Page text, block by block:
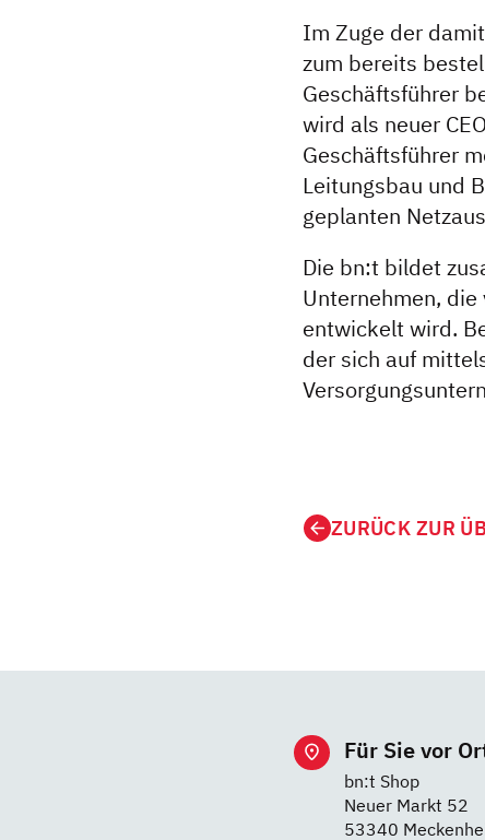
Im Zuge der
zum bereits
Geschäftsführer
wird als neuer
Geschäftsführer
Leitungsbau und
geplanten
Die bn:t bildet
Unternehmen,
entwickelt wird.
der sich auf
ZURÜCK ZUR
Für Sie vor
bn:t Shop
Neuer Markt 52
53340